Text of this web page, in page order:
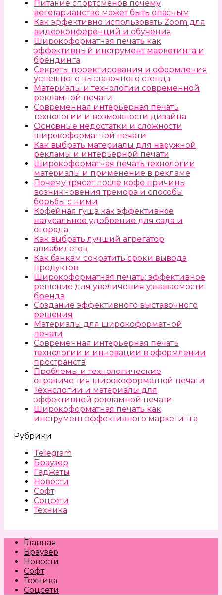
Питание спортсменов почему
вегетарианство может быть опасным
Как эффективно использовать Zoom для
видеоконференций и обучения
Широкоформатная печать как
эффективный инструмент маркетинга и
брендинга
Секреты проектирования и оформления
успешного выставочного стенда
Материалы и технологии современной
рекламной печати
Современная интерьерная печать
технологии и возможности дизайна
Основные недостатки и сложности
широкоформатной печати
Как выбрать материалы для наружной
рекламы и интерьерной печати
Широкоформатная печать технологии
материалы и применение в рекламе
Почему трясет после кофе причины
возникновения тремора и способы
борьбы с ними
Кофейная гуща как эффективное
натуральное удобрение для сада и
огорода
Как выбрать лучший агрегатор
авиабилетов
Как банкам сократить сроки вывода
продуктов
Широкоформатная печать: эффективное
решение для увеличения узнаваемости
бренда
Создание эффективного выставочного
решения
Материалы для широкоформатной
печати
Современная интерьерная печать
технологии и инновации в оформлении
пространств
Проблемы и технологические
ограничения широкоформатной печати
Технологии и материалы для
эффективной рекламной печати
Широкоформатная печать как
инструмент эффективного маркетинга
Рубрики
Telegram
Браузер
Гаджеты
Новости
Софт
Соцсети
Техника
Главная
Браузер
Новости
Софт
Техника
Соцсети